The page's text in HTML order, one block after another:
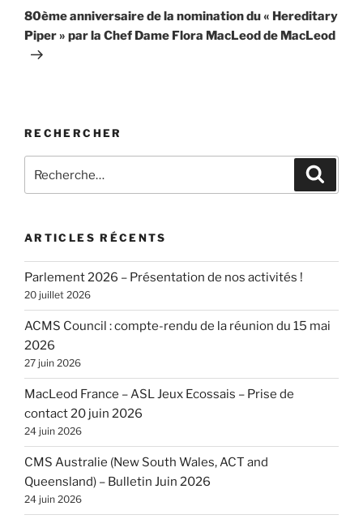
suivant
80ème anniversaire de la nomination du « Hereditary
Piper » par la Chef Dame Flora MacLeod de MacLeod
RECHERCHER
pour
ARTICLES RÉCENTS
Parlement 2026 – Présentation de nos activités !
20 juillet 2026
ACMS Council : compte-rendu de la réunion du 15 mai
2026
27 juin 2026
MacLeod France – ASL Jeux Ecossais – Prise de
contact 20 juin 2026
24 juin 2026
CMS Australie (New South Wales, ACT and
Queensland) – Bulletin Juin 2026
24 juin 2026